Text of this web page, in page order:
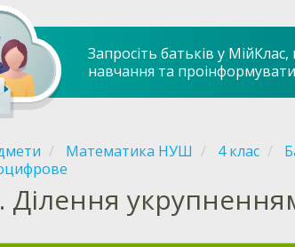
Запросіть батьків у
навчання та проінформувати
Математика НУШ 4 клас
Ділення